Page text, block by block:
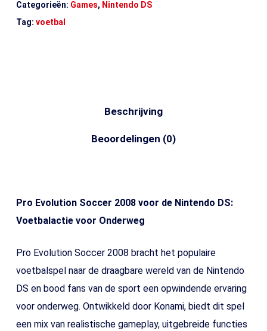
Categorieën: Games, Nintendo DS
Tag: voetbal
Beschrijving
Beoordelingen (0)
Pro Evolution Soccer 2008 voor de Nintendo DS:
Voetbalactie voor Onderweg
Pro Evolution Soccer 2008 bracht het populaire
voetbalspel naar de draagbare wereld van de Nintendo
DS en bood fans van de sport een opwindende ervaring
voor onderweg. Ontwikkeld door Konami, biedt dit spel
een mix van realistische gameplay, uitgebreide functies